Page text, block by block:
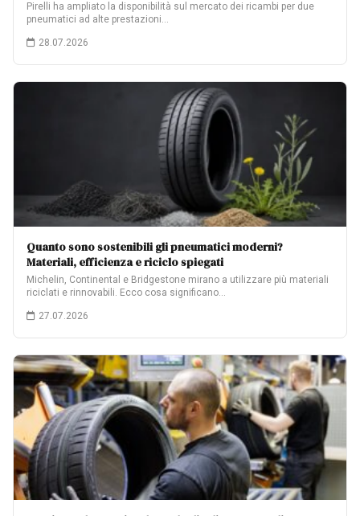
Pirelli ha ampliato la disponibilità sul mercato dei ricambi per due
pneumatici ad alte prestazioni…
28.07.2026
Quanto sono sostenibili gli pneumatici moderni?
Materiali, efficienza e riciclo spiegati
Michelin, Continental e Bridgestone mirano a utilizzare più materiali
riciclati e rinnovabili. Ecco cosa significano…
27.07.2026